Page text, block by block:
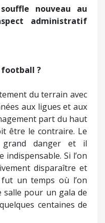
nouveau au
administratif
?
du terrain avec
aux ligues et aux
part du haut
être le contraire. Le
danger et il
Si l’on
disparaître et
un temps où l’on
pour un gala de
centaines de